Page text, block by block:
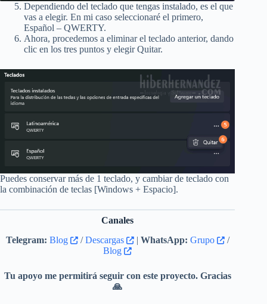
Dependiendo del teclado que tengas instalado, es el que
vas a elegir. En mi caso seleccionaré el primero,
Español – QWERTY.
Ahora, procedemos a eliminar el teclado anterior, dando
clic en los tres puntos y elegir Quitar.
Puedes conservar más de 1 teclado, y cambiar de teclado con
la combinación de teclas [Windows + Espacio].
Canales
Telegram: Blog /Descargas | WhatsApp: Grupo
/
Blog
Tu apoyo me permitirá seguir con este proyecto. Gracias
🙏